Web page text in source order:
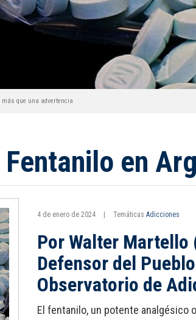
que una advertencia
en
4 de enero de 2024 Temáticas Adicciones
Por Walter Martello
Defensor del
Observatorio de
El fentanilo, un potente analgésico